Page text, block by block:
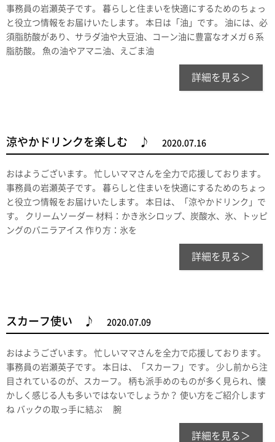
事務員の岩瀬英子です。 暮らしと住まいを快適にするためのちょっ
と役立つ情報をお届けいたします。 本日は「油」です。 油には、必
須脂肪酸があり、サラダ油や大豆油、コーン油に豊富なオメガ６系
脂肪酸。 魚の油やアマニ油、えごま油
詳細を見る＞
涼やかドリンクを楽しむ ♪ 2020.07.16
おはようございます。 忙しいママさんを全力で応援しております。
事務員の岩瀬英子です。 暮らしと住まいを快適にするためのちょっ
と役立つ情報をお届けいたします。 本日は、「涼やかドリンク」で
す。 クリームソーダー 材料：かき氷シロップ、炭酸水、氷、トッピ
ングのバニラアイス 作り方：氷を
詳細を見る＞
スカーフ使い ♪ 2020.07.09
おはようございます。 忙しいママさんを全力で応援しております。
事務員の岩瀬英子です。 本日は、「スカーフ」です。 少し前から注
目されているのが、スカーフ。 柄も派手めのものが多く見られ、懐
かしく感じる人も多いではないでしょうか？ 使い方をご紹介します
ね バックの取っ手に結ぶ 腕
詳細を見る＞